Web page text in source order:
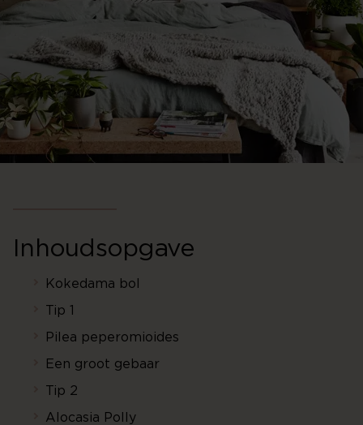
Inhoudsopgave
Kokedama bol
Tip 1
Pilea peperomioides
Een groot gebaar
Tip 2
Alocasia Polly